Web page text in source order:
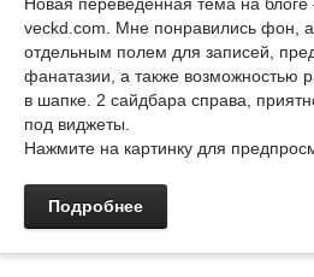
veckd.com. Мне понравились фон,
отдельным полем для записей,
фанатазии, а также возможностью
в шапке. 2 сайдбара справа,
под виджеты.
Нажмите на картинку для
Подробнее